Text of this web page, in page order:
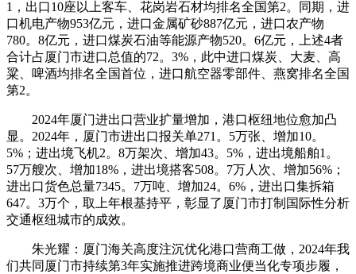
1，出口10座以上客车、花岗岩石材均排名全国第2。同期，进
口机电产物953亿元，进口金属矿砂887亿元，进口农产物
780。8亿元，进口煤炭石油等能源产物520。6亿元，上述4者
合计占厦门市进口总值的72。3%，此中进口煤炭、大麦、高
粱、啤酒均排名全国首位，进口航空器零部件、燕窝排名全国
第2。
2024年厦门进出口营业扩量增加，港口枢纽地位愈加凸
显。2024年，厦门市进出口报关单271。5万张、增加10。
5%；进出境飞机2。8万架次、增加43。5%，进出境船舶1。
57万艘次、增加18%，进出境搭客508。7万人次、增加56%；
进出口货色总量7345。7万吨、增加24。6%，进出口集拆箱
647。3万个，取上年根基持平，彰显了厦门市打制国际性分析
交通枢纽城市的成效。
朱光耀：厦门海关高度注沉优化港口营商工做，2024年我
们共同厦门市持续第3年实施推进跨境商业便当化专项步履，